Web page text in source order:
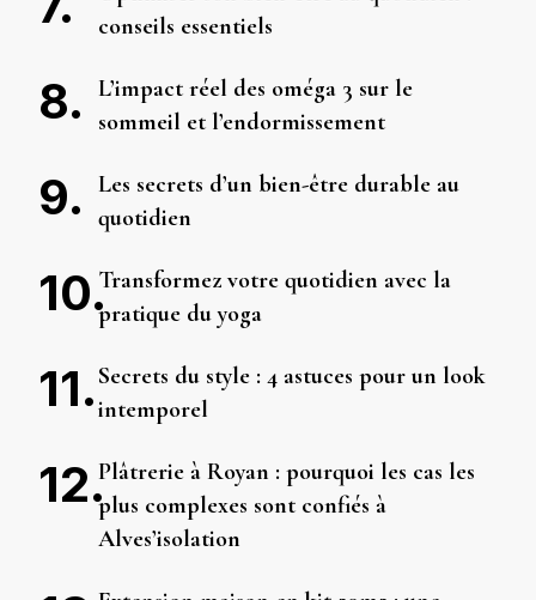
conseils essentiels
L’impact réel des oméga 3 sur le
sommeil et l’endormissement
Les secrets d’un bien-être durable au
quotidien
Transformez votre quotidien avec la
pratique du yoga
Secrets du style : 4 astuces pour un look
intemporel
Plâtrerie à Royan : pourquoi les cas les
plus complexes sont confiés à
Alves’isolation